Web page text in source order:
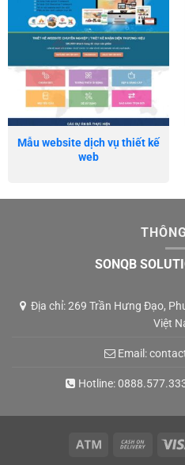
Mẫu website dịch vụ thiết kế
web
SONQB
Địa chỉ: 269 Trần Hưng Đạo,
Việt
Email:
Hotline:
Atm
Cash